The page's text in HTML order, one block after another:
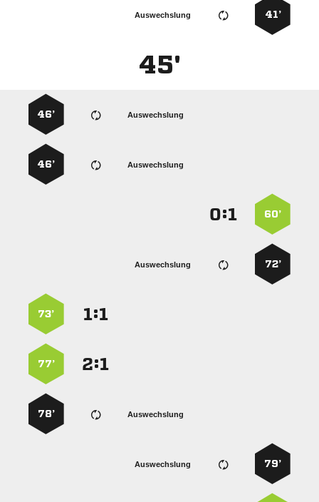
41’
Auswechslung
45'
Auswechslung
46’
Auswechslung
46’
60’
:
72’
Auswechslung
:
73’
:
77’
Auswechslung
78’
79’
Auswechslung